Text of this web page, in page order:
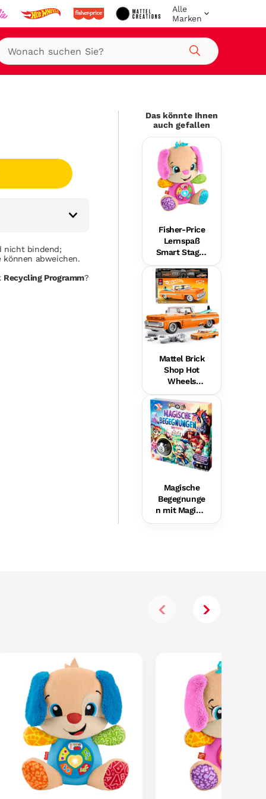
Alle
Marken
Suche
nicht bindend;
können abweichen.
Recycling Programm?
Das könnte Ihnen
auch gefallen
Fisher-Price
Lernspaß
Smart Stages
Plüsch-
Hundefreund
in Für Babys,
Musikalische
s
Lernspielzeu
g,
Mehrsprachi
ge Version
Mattel Brick
Shop Hot
Wheels
Custom ’62
Chevy
Pickup
Bauset (858
Teile), Für
Sammler
Magische
Begegnunge
n mit Magic 8
Ball